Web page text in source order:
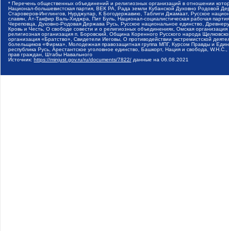
* Перечень общественных объединений и религиозных организаций в отношении
Национал-большевистская партия, ВЕК РА, Рада земли Кубанской Духовно Родовой
Староверов-Инглингов, Нурджулар, К Богодержавию, Таблиги Джамаат, Русское
славян, Ат-Такфир Валь-Хиджра, Пит Буль, Национал-социалистическая рабочая
Череповца, Духовно-Родовая Держава Русь, Русское национальное единство,
Кровь и Честь, О свободе совести и о религиозных объединениях, Омская
религиозная организация п. Боровский, Община Коренного Русского народа
организация «Братство», Свидетели Иеговы, О противодействии экстремистской
болельщиков «Фирма», Молодежная правозащитная группа МПГ, Курсом Правды и
республика Русь, Арестантское уголовное единство, Башкорт, Нация и свобода,
прав граждан, Штабы Навального
Источник: https://minjust.gov.ru/ru/documents/7822/ данные на 06.08.2021